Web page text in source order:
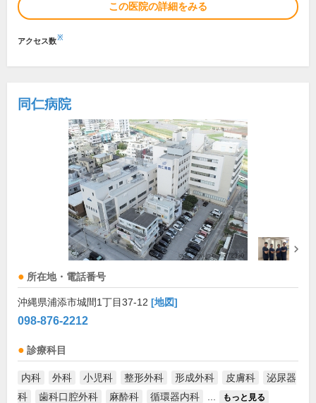
この医院の詳細をみる
アクセス数※
同仁病院
所在地・電話番号
沖縄県浦添市城間1丁目37-12 [地図]
098-876-2212
診療科目
内科 外科 小児科 整形外科 形成外科 皮膚科
泌尿器
科
歯科口腔外科 麻酔科 循環器内科 もっと見る